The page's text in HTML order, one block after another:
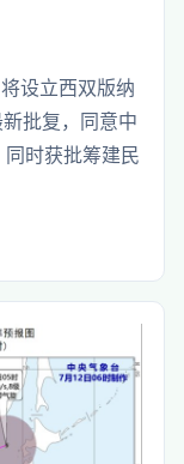
设立西双版纳
批复，同意中
同时获批筹建民